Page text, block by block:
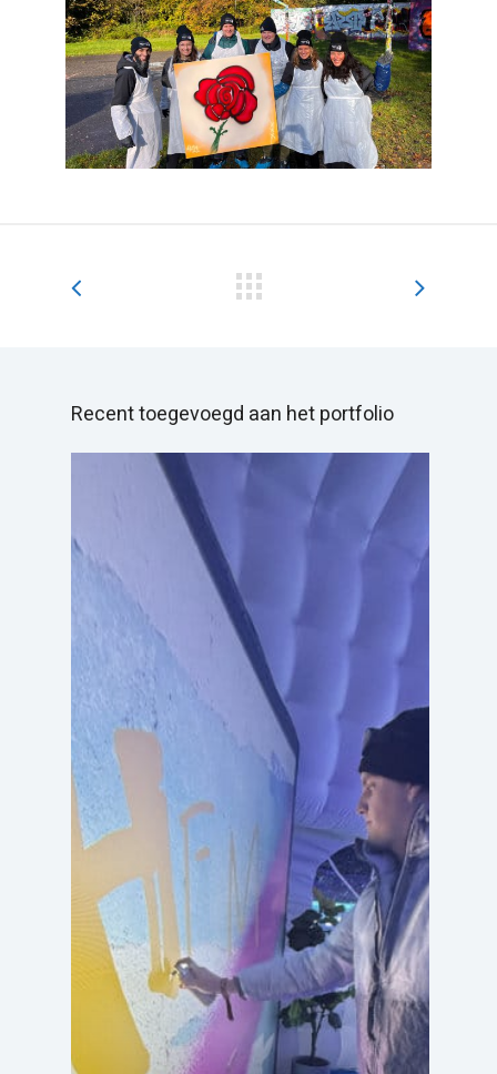
Recent toegevoegd aan het portfolio